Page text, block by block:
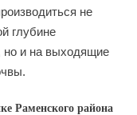
не
глубине
но и на выходящие
Раменского района